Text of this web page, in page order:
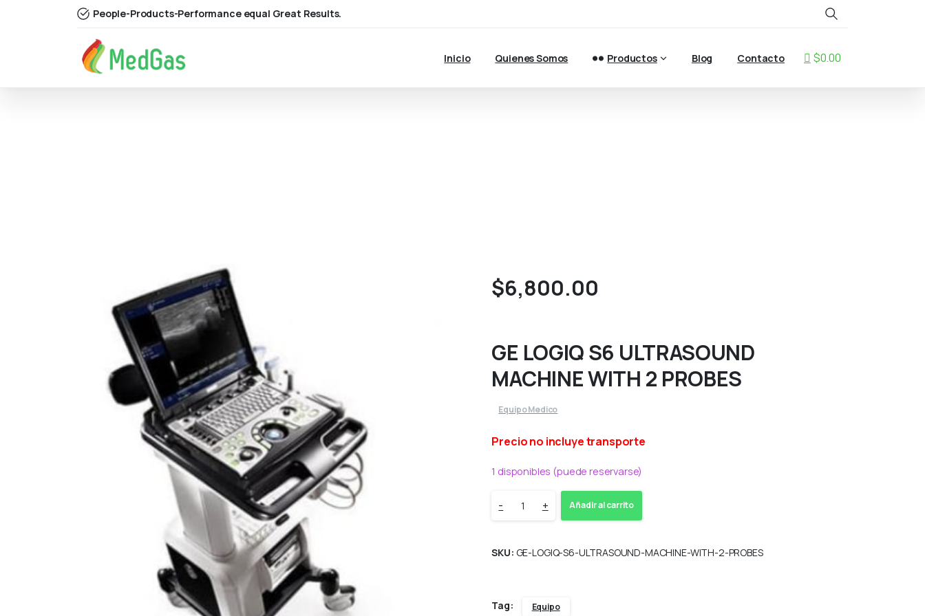
People-Products-Performance equal Great Results.
Search
Inicio Quienes Somos Productos Blog Contacto $0.00
$6,800.00
GE LOGIQ S6 ULTRASOUND
MACHINE WITH 2 PROBES
Equipo Medico
Precio no incluye transporte
1 disponibles (puede reservarse)
GE
- + Añadir al carrito
SKU: GE-LOGIQ-S6-ULTRASOUND-MACHINE-WITH-2-PROBES
Tag: Equipo